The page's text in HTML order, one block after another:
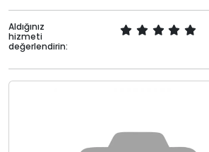
Aldığınız
hizmeti
değerlendirin: